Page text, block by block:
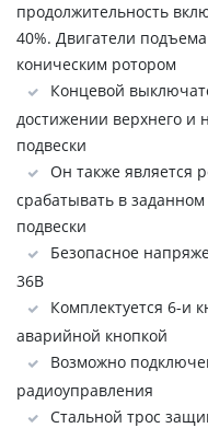
продолжительность
40%. Двигатели
коническим ротором
Концевой
достижении верхнего и
подвески
Он также является
срабатывать в
подвески
Безопасное
36В
Комплектуется 6-и
аварийной кнопкой
Возможно
радиоуправления
Стальной трос